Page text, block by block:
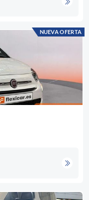
NUEVA OFERTA